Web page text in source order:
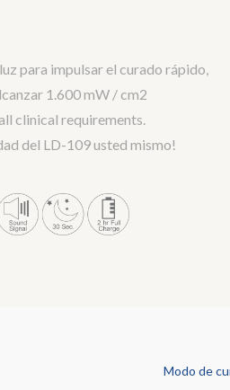
para impulsar el curado rápido,
1.600 mW / cm2
clinical requirements.
del LD-109 usted mismo!
Modo de